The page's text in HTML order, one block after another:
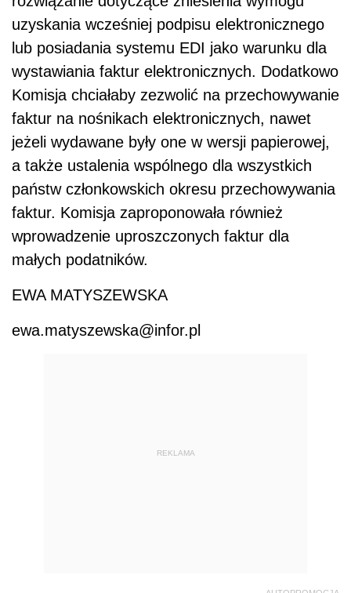
uzyskania wcześniej podpisu elektronicznego
lub posiadania systemu EDI jako warunku dla
wystawiania faktur elektronicznych. Dodatkowo
Komisja chciałaby zezwolić na przechowywanie
faktur na nośnikach elektronicznych, nawet
jeżeli wydawane były one w wersji papierowej,
a także ustalenia wspólnego dla wszystkich
państw członkowskich okresu przechowywania
faktur. Komisja zaproponowała również
wprowadzenie uproszczonych faktur dla
małych podatników.
EWA MATYSZEWSKA
ewa.matyszewska@infor.pl
REKLAMA